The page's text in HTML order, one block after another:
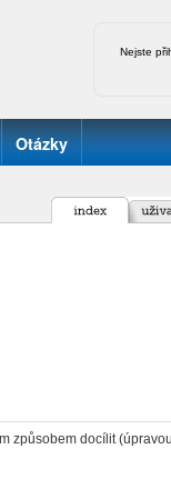
Nejste
Otázky
způsobem docílit